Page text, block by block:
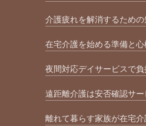
介護疲れを解消するため
在宅介護を始める準備と心
夜間対応デイサービスで負
遠距離介護は安否確認サ
離れて暮らす家族が在宅介